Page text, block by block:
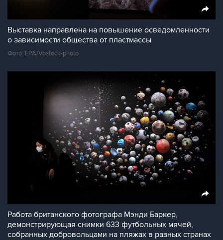
Выставка направлена на повышение осведомленности
о зависимости общества от пластмассы
Фото: EPA/Vostock-photo
Работа британского фотографа Мэнди Баркер,
демонстрирующая снимки 633 футбольных мячей,
собранных добровольцами на пляжах в разных странах